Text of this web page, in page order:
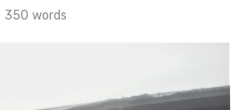
on
350 words